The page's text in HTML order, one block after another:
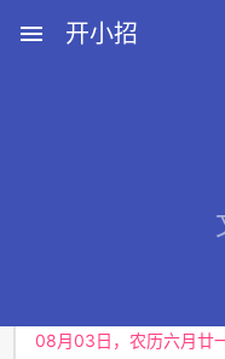
menu 开小招
08月07日，农历六月廿
08月03日，农历六月廿